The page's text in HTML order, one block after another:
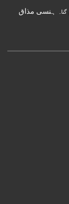
گناہ ہنسی مذاق